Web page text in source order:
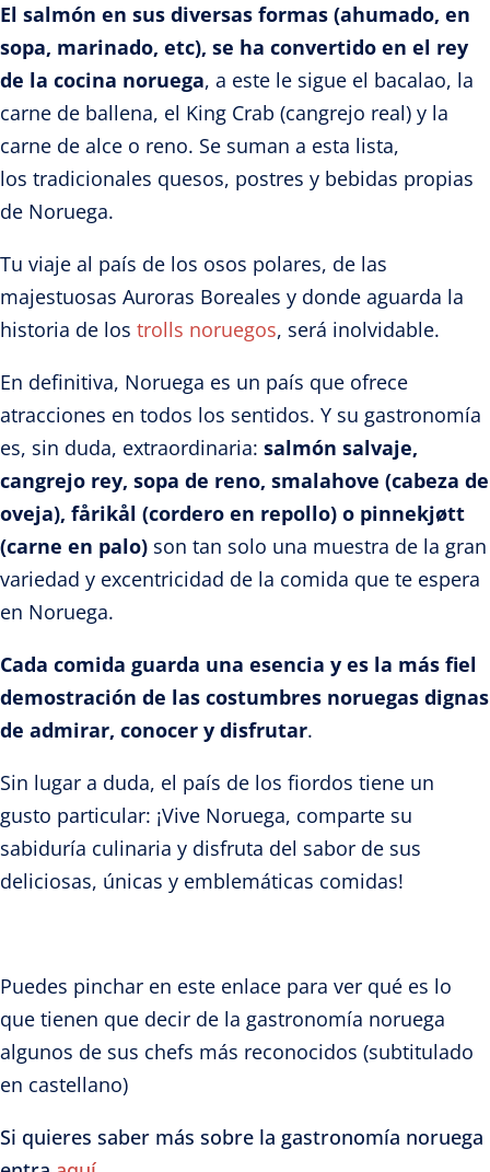
El salmón en sus diversas formas (ahumado, en
sopa, marinado, etc), se ha convertido en el rey
de la cocina noruega, a este le sigue el bacalao, la
carne de ballena, el King Crab (cangrejo real) y la
carne de alce o reno. Se suman a esta lista,
los tradicionales quesos, postres y bebidas propias
de Noruega.
Tu viaje al país de los osos polares, de las
majestuosas Auroras Boreales y donde aguarda la
historia de los trolls noruegos, será inolvidable.
En definitiva, Noruega es un país que ofrece
atracciones en todos los sentidos. Y su gastronomía
es, sin duda, extraordinaria: salmón salvaje,
cangrejo rey, sopa de reno, smalahove (cabeza de
oveja), fårikål (cordero en repollo) o pinnekjøtt
(carne en palo) son tan solo una muestra de la gran
variedad y excentricidad de la comida que te espera
en Noruega.
Cada comida guarda una esencia y es la más fiel
demostración de las costumbres noruegas dignas
de admirar, conocer y disfrutar.
Sin lugar a duda, el país de los fiordos tiene un
gusto particular: ¡Vive Noruega, comparte su
sabiduría culinaria y disfruta del sabor de sus
deliciosas, únicas y emblemáticas comidas!
Puedes pinchar en este enlace para ver qué es lo
que tienen que decir de la gastronomía noruega
algunos de sus chefs más reconocidos (subtitulado
en castellano)
Si quieres saber más sobre la gastronomía noruega